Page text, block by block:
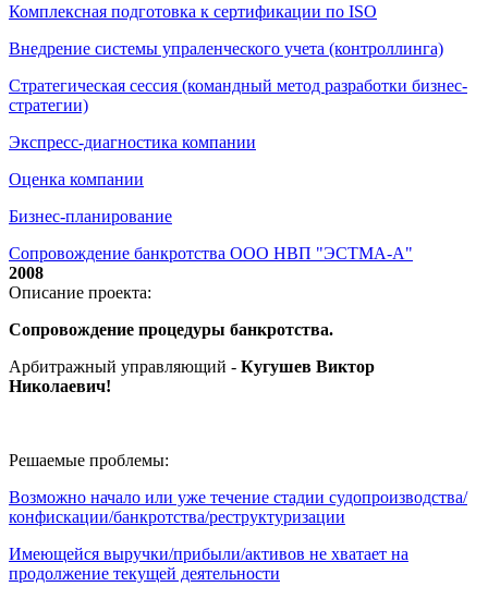
Комплексная подготовка к сертификации по ISO
Внедрение системы упраленческого учета (контроллинга)
Стратегическая сессия (командный метод разработки бизнес-
стратегии)
Экспресс-диагностика компании
Оценка компании
Бизнес-планирование
Сопровождение банкротства ООО НВП "ЭСТМА-А"
2008
Описание проекта:
Сопровождение процедуры банкротства.
Арбитражный управляющий - Кугушев Виктор
Николаевич!
Решаемые проблемы:
Возможно начало или уже течение стадии судопроизводства/
конфискации/банкротства/реструктуризации
Имеющейся выручки/прибыли/активов не хватает на
продолжение текущей деятельности